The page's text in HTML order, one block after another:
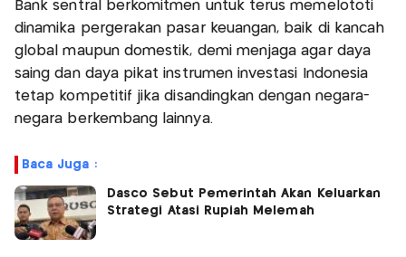
Bank sentral berkomitmen untuk terus memelototi
dinamika pergerakan pasar keuangan, baik di kancah
global maupun domestik, demi menjaga agar daya
saing dan daya pikat instrumen investasi Indonesia
tetap kompetitif jika disandingkan dengan negara-
negara berkembang lainnya.
Baca Juga :
Dasco Sebut Pemerintah Akan Keluarkan
Strategi Atasi Rupiah Melemah